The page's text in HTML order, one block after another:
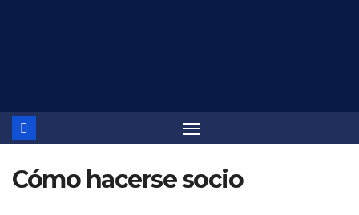
Cómo hacerse socio